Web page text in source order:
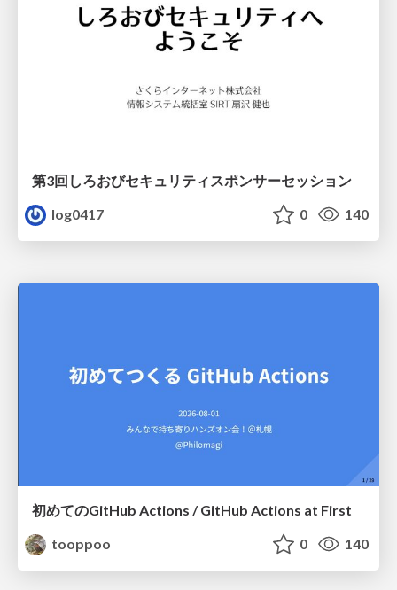
第3回しろおびセキュリティスポンサーセッション
log0417
0 140
初めてのGitHub Actions / GitHub Actions at First
tooppoo
0 140